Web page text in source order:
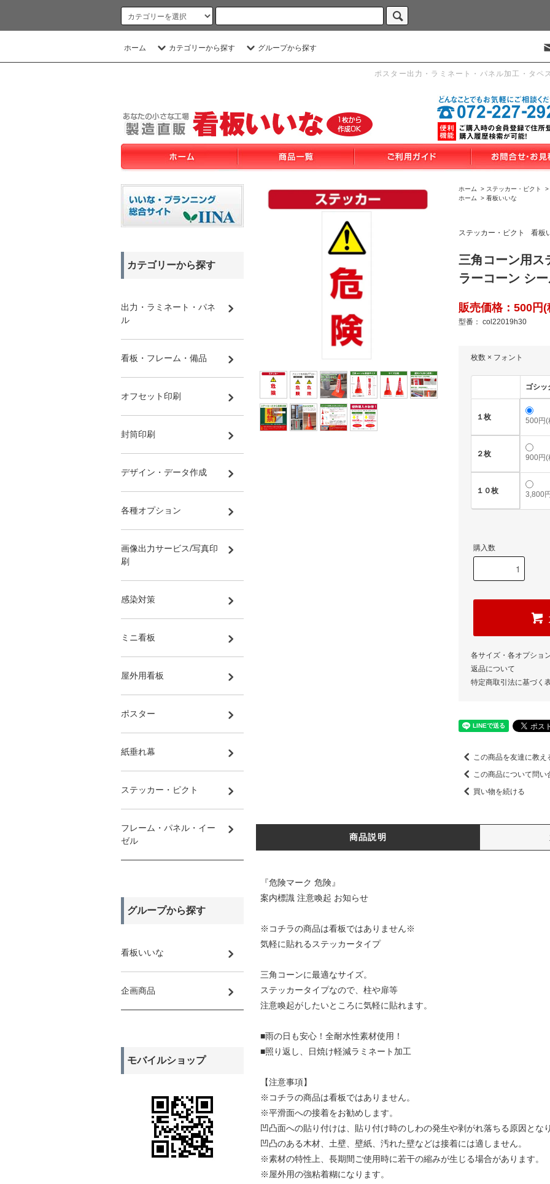
ホーム カテゴリーから探す グループから探す
ポスター出力・ラミネート・パネル加工・タペ
ホーム > ステッカー・ピクト >
ホーム
> 看板いいな
ステッカー・ピクト 看板
三角コーン用ス
ラーコーン シ
販売価格：500円
型番： col22019h30
枚数 × フォント
ゴシッ
１枚 500円(
２枚 900円(
１０枚 3,800
購入数
各サイズ・各オプショ
返品について
特定商取引法に基づく
この商品を友達に教え
この商品について問い
買い物を続ける
商品説明
『危険マーク 危険』
案内標識 注意喚起 お知らせ
※コチラの商品は看板ではありません※
気軽に貼れるステッカータイプ
三角コーンに最適なサイズ。
ステッカータイプなので、柱や扉等
注意喚起がしたいところに気軽に貼れます。
■雨の日も安心！全耐水性素材使用！
■照り返し、日焼け軽減ラミネート加工
【注意事項】
※コチラの商品は看板ではありません。
※平滑面への接着をお勧めします。
凹凸面への貼り付けは、貼り付け時のしわの発生や剥がれ落ちる原因とな
凹凸のある木材、土壁、壁紙、汚れた壁などは接着には適しません。
※素材の特性上、長期間ご使用時に若干の縮みが生じる場合があります。
※屋外用の強粘着糊になります。
カテゴリーから探す
出力・ラミネート・パネ
ル
看板・フレーム・備品
オフセット印刷
封筒印刷
デザイン・データ作成
各種オプション
画像出力サービス/写真印
刷
感染対策
ミニ看板
屋外用看板
ポスター
紙垂れ幕
ステッカー・ピクト
フレーム・パネル・イー
ゼル
グループから探す
看板いいな
企画商品
モバイルショップ